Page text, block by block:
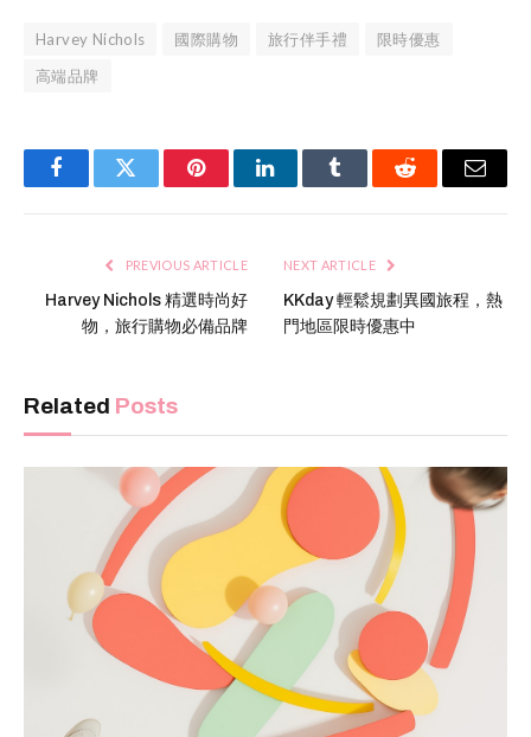
Harvey Nichols 國際購物 旅行伴手禮
限時優惠
高端品牌
FacebookTwitter PinterestLinkedInTumblr Reddit Email
PREVIOUS ARTICLE
Harvey Nichols 精選時尚好
物，旅行購物必備品牌
NEXT ARTICLE
KKday 輕鬆規劃異國旅程，熱
門地區限時優惠中
Related Posts